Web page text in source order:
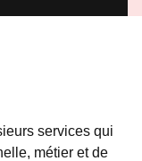
services qui
métier et de